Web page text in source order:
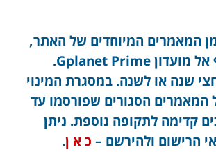
המאמרים המיוחדים של האתר,
כדאי להצטרף אל מועדון Gplanet Prime.
שנה או לשנה. במסגרת המינוי
המאמרים הסגורים שפורסמו עד
קדימה לתקופה נוספת. ניתן
הרישום ולהירשם – כ א ן.